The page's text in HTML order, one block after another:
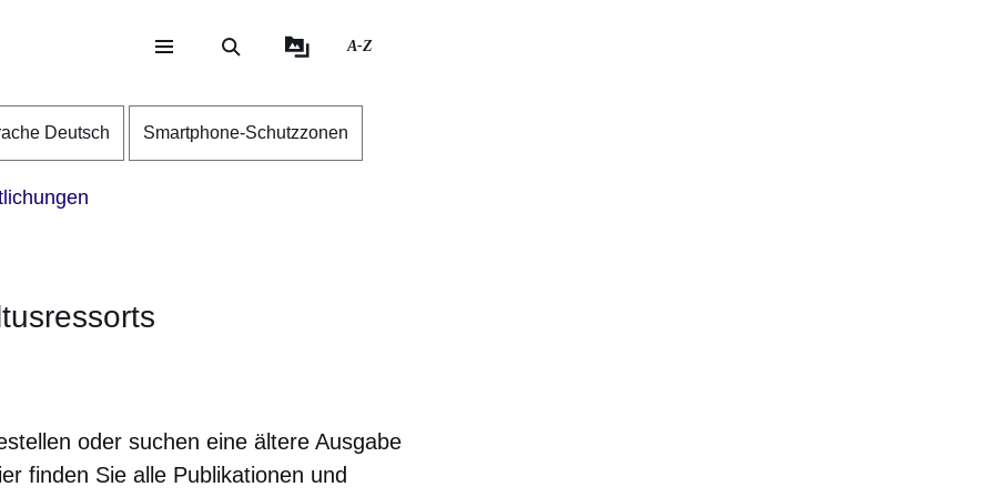
A-Z
Deutsch Smartphone-Schutzzonen
oder suchen eine ältere Ausgabe
finden Sie alle Publikationen und